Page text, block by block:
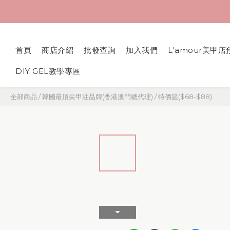
首頁 商店介紹 批發查詢 加入我們 L'amour美甲店
DIY GEL教學專區
全部商品 /韓國最頂尖甲油品牌(香港澳門總代理) /特價區($68-$88)